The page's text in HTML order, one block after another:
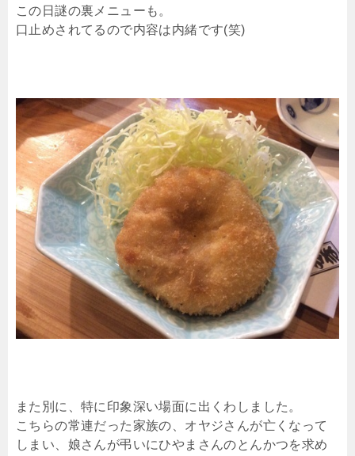
この日謎の裏メニューも。
口止めされてるので内容は内緒です(笑)
また別に、特に印象深い場面に出くわしました。
こちらの常連だった家族の、オヤジさんが亡くなって
しまい、娘さんが弔いにひやまさんのとんかつを求め